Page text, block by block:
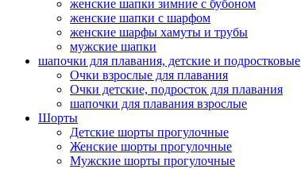
женские шапки зимние с бубоном
женские шапки с шарфом
женские шарфы хамуты и трубы
мужские шапки
шапочки для плавания, детские и подростковые
Очки взрослые для плавания
Очки детские, подросток для плавания
шапочки для плавания взрослые
Шорты
Детские шорты прогулочные
Женские шорты прогулочные
Мужские шорты прогулочные